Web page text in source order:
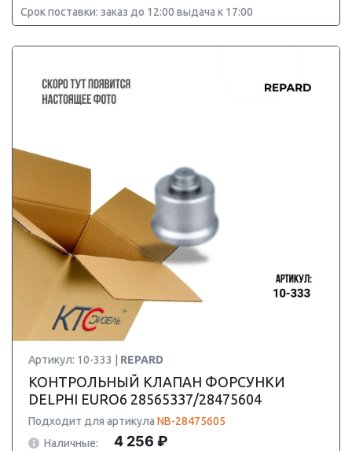
Срок поставки: заказ до 12:00 выдача к 17:00
Артикул: 10-333 | REPARD
КОНТРОЛЬНЫЙ КЛАПАН ФОРСУНКИ
DELPHI EURO6 28565337/28475604
Подходит для артикула NB-28475605
Наличные:
4 256 ₽